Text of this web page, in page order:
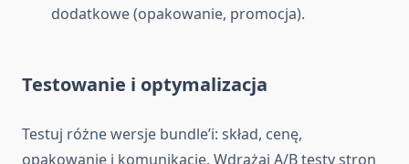
dodatkowe (opakowanie, promocja).
Testowanie i optymalizacja
Testuj różne wersje bundle’i: skład, cenę,
opakowanie i komunikację. Wdrażaj A/B testy stron